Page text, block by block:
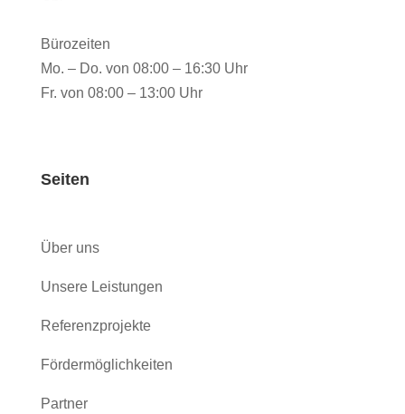
Bürozeiten
Mo. – Do. von 08:00 – 16:30 Uhr
Fr. von 08:00 – 13:00 Uhr
Seiten
Über uns
Unsere Leistungen
Referenzprojekte
Fördermöglichkeiten
Partner